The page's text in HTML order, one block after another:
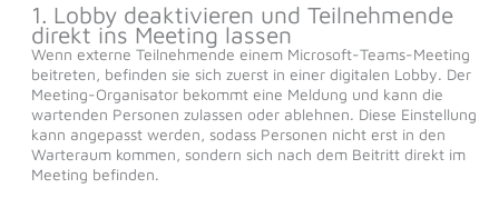
1. Lobby deaktivieren und Teilnehmende
direkt ins Meeting lassen
Wenn externe Teilnehmende einem Microsoft-Teams-Meeting
beitreten, befinden sie sich zuerst in einer digitalen Lobby. Der
Meeting-Organisator bekommt eine Meldung und kann die
wartenden Personen zulassen oder ablehnen. Diese Einstellung
kann angepasst werden, sodass Personen nicht erst in den
Warteraum kommen, sondern sich nach dem Beitritt direkt im
Meeting befinden.